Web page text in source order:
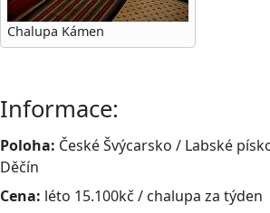
Chalupa Kámen
Informace:
Poloha: České Švýcarsko / Labské
Děčín
Cena: léto 15.100kč / chalupa za týden